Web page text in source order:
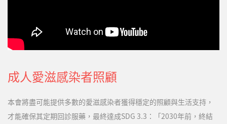
成人愛滋感染者照顧
本會將盡可能提供多數的愛滋感染者獲得穩定的照顧與生活支持，
才能確保其定期回診服藥，最終達成SDG 3.3：「2030年前，終結